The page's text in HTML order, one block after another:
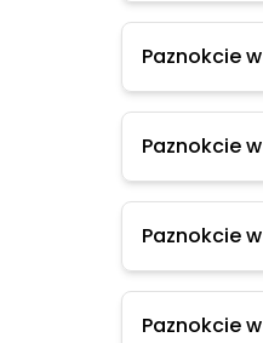
Paznokcie
Paznokcie
Paznokcie
Paznokcie